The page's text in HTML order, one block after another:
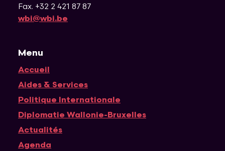
Fax. +32 2 421 87 87
wbi@wbi.be
Menu
Accueil
Navigation principale
Aides & Services
Politique Internationale
Diplomatie Wallonie-Bruxelles
Actualités
Agenda